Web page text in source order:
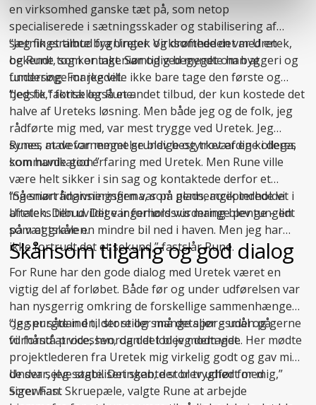
en virksomhed ganske tæt på, som netop
specialiserede isætningsskaderog stabilisering af
sætningsramte bygninger. Virksomheden var Uretek,
og Rune tog kontakt. Samtidig begyndte han at
undersøge markedet.
“Jeg fik et tilbud fra Uretek og drøftede det med en
bekendt, som er ingeniør og ved meget om byggeri og
fundering. For jeg ville ikke bare tage den første og
bedste,” fortæller Rune.
“Jeg fik faktisk også et andet tilbud, der kun kostede det
halve af Ureteks løsning. Men både jeg og de folk, jeg
rådførte mig med, var mest trygge ved Uretek. Jeg
synes, at de var meget grundige og troværdige i deres
kommunikation.”
Runes mavefornemmelse blev bestyrket af en kollega,
som havde god erfaring med Uretek. Men Rune ville
være helt sikker i sin sag og kontaktede derfor et
ingeniørrådgivningsfirma, som gennemgik indholdet i
aftalen. Den uvildige ingeniørs vurdering blev tungen
på vægtskålen.
“Så snart finansieringen var på plads, accepterede vi
Ureteks tilbud. Det var forholdsvis mange penge – lidt
som at grave en mindre bil ned i haven. Men jeg har
ikke fortrudt det et sekund,” fastslår Rune.
Skånsom tilgang og god dialog
For Rune har den gode dialog med Uretek været en
vigtig del af forløbet. Både før og under udførelsen var
han nysgerrig omkring de forskellige sammenhænge
og spurgte ind til store og små detaljer – uden på
forhånd at vide, hvordan det blev modtaget.
“Jeg er sådan én, der stiller mange spørgsmål og gerne
vil forstå processen, og det lod jeg dem vide. Her mødte
projektlederen fra Uretek mig virkelig godt og gav mig
de svar, jeg søgte. Det skabte stor tryghed for mig,”
siger han.
Under selve stabiliseringen, der blev udført med
ScrewFast Skruepæle, valgte Rune at arbejde